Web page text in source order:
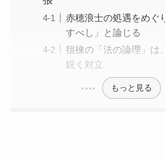
赤穂浪士の処遇をめぐ
すべし」と論じる
徂徠の「法の論理」は
鋭く対立
もっと見る